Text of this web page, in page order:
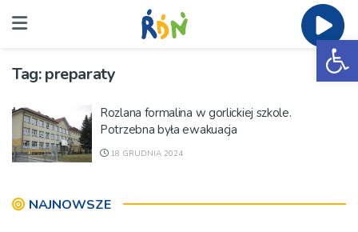
Tag:preparaty
Rozlana formalina w gorlickiej szkole.
Potrzebna była ewakuacja
18 GRUDNIA 2024
NAJNOWSZE